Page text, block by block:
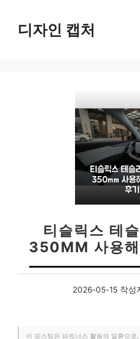
디자인 캡처
티슬릭스 테
350MM 사용해
2026-05-15 작성
이 포스팅은 파트너스 활동의 일환으